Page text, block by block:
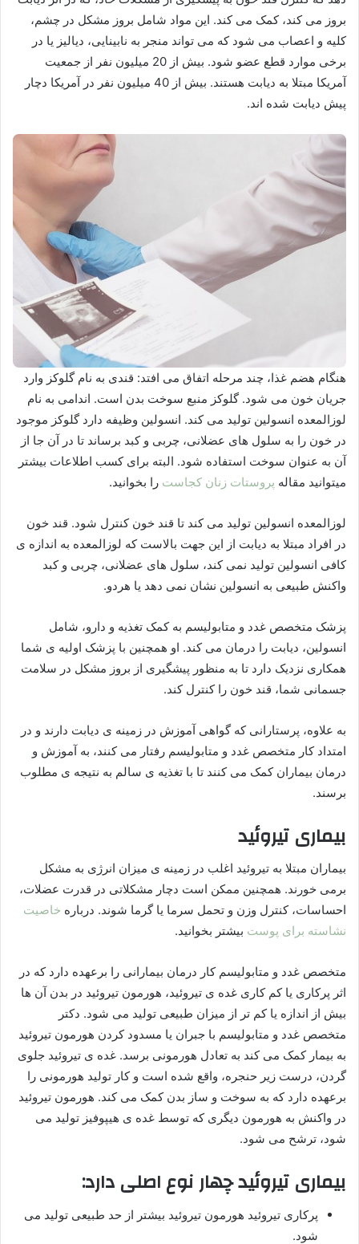
بروز می کند، کمک می کند. این مواد شامل بروز مشکل در چشم،
کلیه و اعصاب می شود که می تواند منجر به نابینایی، دیالیز یا در
برخی موارد قطع عضو شود. بیش از 20 میلیون نفر از جمعیت
آمریکا مبتلا به دیابت هستند. بیش از 40 میلیون نفر در آمریکا دچار
پیش دیابت شده اند.
هنگام هضم غذا، چند مرحله اتفاق می افتد: قندی به نام گلوکز وارد
جریان خون می شود. گلوکز منبع سوخت بدن است. اندامی به نام
لوزالمعده انسولین تولید می کند. انسولین وظیفه دارد گلوکز موجود
در خون را به سلول های عضلانی، چربی و کبد برساند تا در آن جا از
آن به عنوان سوخت استفاده شود. البته برای کسب اطلاعات بیشتر
میتوانید مقاله پروستات زنان کجاست را بخوانید.
لوزالمعده انسولین تولید می کند تا قند خون کنترل شود. قند خون
در افراد مبتلا به دیابت از این جهت بالاست که لوزالمعده به اندازه ی
کافی انسولین تولید نمی کند، سلول های عضلانی، چربی و کبد
واکنش طبیعی به انسولین نشان نمی دهد یا هردو.
پزشک متخصص غدد و متابولیسم به کمک تغذیه و دارو، شامل
انسولین، دیابت را درمان می کند. او همچنین با پزشک اولیه ی شما
همکاری نزدیک دارد تا به منظور پیشگیری از بروز مشکل در سلامت
جسمانی شما، قند خون را کنترل کند.
به علاوه، پرستارانی که گواهی آموزش در زمینه ی دیابت دارند و در
امتداد کار متخصص غدد و متابولیسم رفتار می کنند، به آموزش و
درمان بیماران کمک می کنند تا با تغذیه ی سالم به نتیجه ی مطلوب
برسند.
بیماری تیروئید
بیماران مبتلا به تیروئید اغلب در زمینه ی میزان انرژی به مشکل
برمی خورند. همچنین ممکن است دچار مشکلاتی در قدرت عضلات،
احساسات، کنترل وزن و تحمل سرما یا گرما شوند. درباره خاصیت
نشاسته برای پوست بیشتر بخوانید.
متخصص غدد و متابولیسم کار درمان بیمارانی را برعهده دارد که در
اثر پرکاری یا کم کاری غده ی تیروئید، هورمون تیروئید در بدن آن ها
بیش از اندازه یا کم تر از میزان طبیعی تولید می شود. دکتر
متخصص غدد و متابولیسم با جبران یا مسدود کردن هورمون تیروئید
به بیمار کمک می کند به تعادل هورمونی برسد. غده ی تیروئید جلوی
گردن، درست زیر حنجره، واقع شده است و کار تولید هورمونی را
برعهده دارد که به سوخت و ساز بدن کمک می کند. هورمون تیروئید
در واکنش به هورمون دیگری که توسط غده ی هیپوفیز تولید می
شود، ترشح می شود.
بیماری تیروئید چهار نوع اصلی دارد:
پرکاری تیروئید هورمون تیروئید بیشتر از حد طبیعی تولید می
شود.